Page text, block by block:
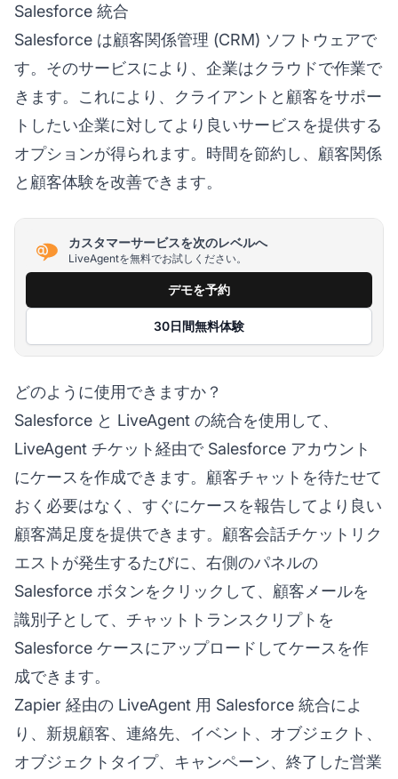
Salesforce 統合
Salesforce は顧客関係管理 (CRM) ソフトウェアで
す。そのサービスにより、企業はクラウドで作業で
きます。これにより、クライアントと顧客をサポー
トしたい企業に対してより良いサービスを提供する
オプションが得られます。時間を節約し、顧客関係
と顧客体験を改善できます。
カスタマーサービスを次のレベルへ
LiveAgentを無料でお試しください。
デモを予約
30日間無料体験
どのように使用できますか？
Salesforce と LiveAgent の統合を使用して、
LiveAgent チケット経由で Salesforce アカウント
にケースを作成できます。顧客チャットを待たせて
おく必要はなく、すぐにケースを報告してより良い
顧客満足度を提供できます。顧客会話チケットリク
エストが発生するたびに、右側のパネルの
Salesforce ボタンをクリックして、顧客メールを
識別子として、チャットトランスクリプトを
Salesforce ケースにアップロードしてケースを作
成できます。
Zapier 経由の LiveAgent 用 Salesforce 統合によ
り、新規顧客、連絡先、イベント、オブジェクト、
オブジェクトタイプ、キャンペーン、終了した営業